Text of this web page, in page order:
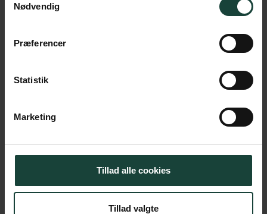
Nødvendig
Præferencer
Statistik
Marketing
Tillad alle cookies
Tillad valgte
kultur. Det sker gennem en bred vifte af aktiviteter …